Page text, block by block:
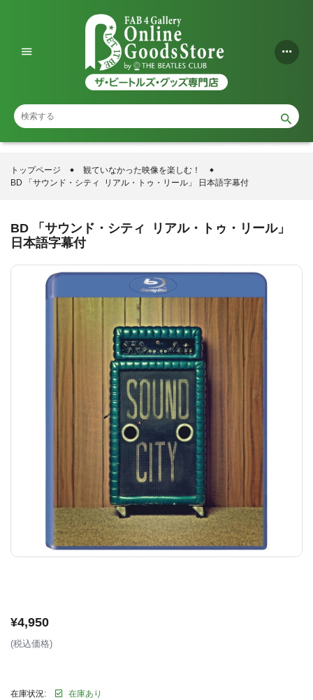
ツ
に
ス
キ
プ
す
トップページ
観ていなかった映像を楽しむ！
BD 「サウンド・シティ リアル・トゥ・リール」 日本語字幕付
BD 「サウンド・シティ リアル・トゥ・リール」
日本語字幕付
通
常
格
¥4,950
(税込価格)
在庫状況: 在庫あり